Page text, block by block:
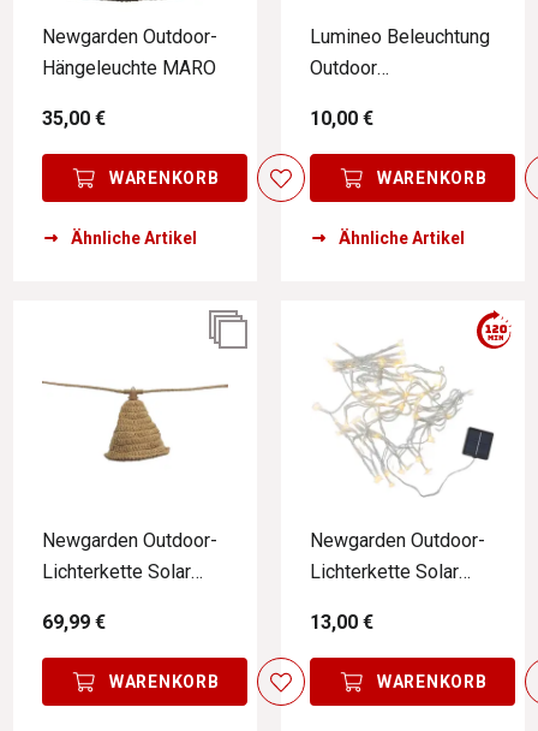
Newgarden Outdoor-
Hängeleuchte MARO
35,00 €
WARENKORB
Ähnliche Artikel
Lumineo Beleuchtung
Outdoor
10,00 €
WARENKORB
Ähnliche Artikel
Newgarden Outdoor-
Lichterkette Solar
69,99 €
WARENKORB
Newgarden Outdoor-
Lichterkette Solar
13,00 €
WARENKORB